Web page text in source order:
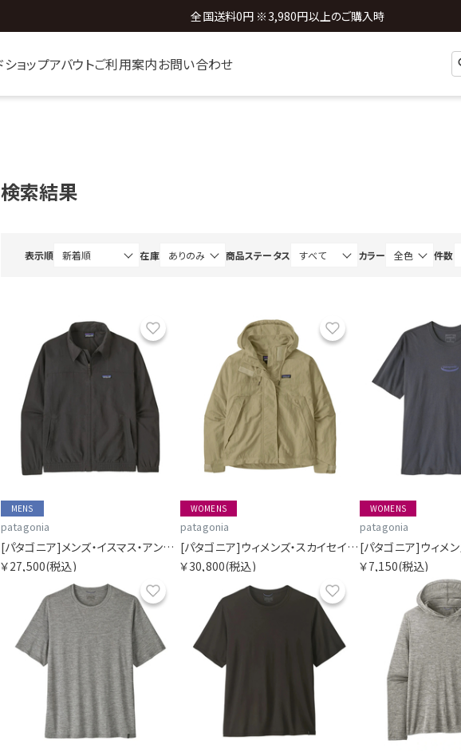
新規会員登録 ※今ならすぐに使える500円分のクーポンプレゼント
ショップアバウトご利用案内お問い合わせ
検索結果
表示順 在庫 商品ステータス カラー 件数
MENS
patagonia
[パタゴニア]メンズ・イスマス・アンラインド・ジャケット
￥27,500(税込)
WOMENS
patagonia
[パタゴニア]ウィメンズ・スカイセイル・ジャケット
￥30,800(税込)
WOMENS
patagonia
￥7,150(税込)